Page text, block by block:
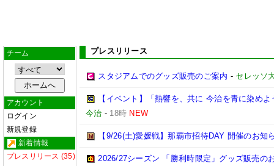
チーム
アカウント
ログイン
新規登録
新着情報
プレスリリース (35)
プレスリリース
スタジアムでのグッズ販売のご案内 - セレッソ
【イベント】「熱響を、共に 今治を青に染め
今治 - 18時 NEW
【9/26(土)愛媛戦】那覇市招待DAY 開催のお知
2026/27シーズン 「勝利時限定」グッズ販売の